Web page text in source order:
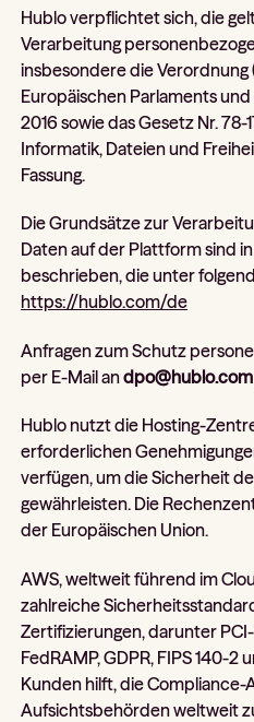
Hublo verpflichtet sich, die
Verarbeitung
insbesondere die Verordnung
Europäischen Parlaments
2016 sowie das Gesetz Nr.
Informatik, Dateien und
Fassung.
Die Grundsätze zur
Daten auf der Plattform sind
beschrieben, die unter
https://hublo.com/de
Anfragen zum Schutz
per E-Mail andpo@hublo.com
Hublo nutzt die Hosting-
erforderlichen
verfügen, um die Sicherheit
gewährleisten. Die
der Europäischen Union.
AWS, weltweit führend im
zahlreiche
Zertifizierungen, darunter
FedRAMP, GDPR, FIPS 140-2
Kunden hilft, die
Aufsichtsbehörden weltweit